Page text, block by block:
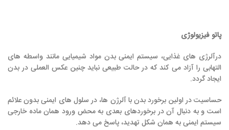
پاتو فیزیولوژی
درآلرژی های غذایی، سیستم ایمنی بدن مواد شیمیایی مانند واسطه های
التهابی را آزاد می کند که در حالت طبیعی نباید چنین عکس العملی در بدن
ایجاد گردد.
حساسیت در اولین برخورد بدن با آلرژن ها، در سلول های ایمنی بدون علائم
است و به دنبال آن در برخوردهای بعدی به محض ورود همان ماده خارجی
سیستم ایمنی به همان شکل تهدید، پاسخ می دهد.